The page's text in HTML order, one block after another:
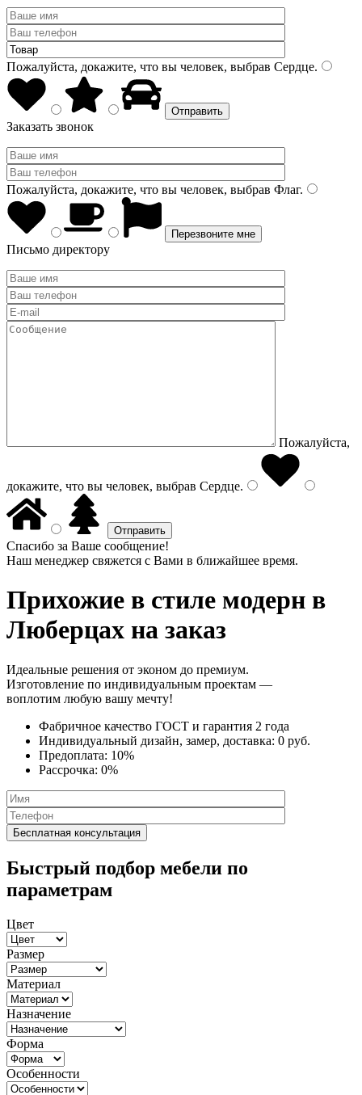
Пожалуйста, докажите, что вы человек, выбрав Сердце.
Заказать звонок
Пожалуйста, докажите, что вы человек, выбрав Флаг.
Письмо директору
Пожалуйста,
докажите, что вы человек, выбрав Сердце.
Спасибо за Ваше сообщение!
Наш менеджер свяжется с Вами в ближайшее время.
Прихожие в стиле модерн в
Люберцах на заказ
Идеальные решения от эконом до премиум.
Изготовление по индивидуальным проектам —
воплотим любую вашу мечту!
Фабричное качество ГОСТ и гарантия 2 года
Индивидуальный дизайн, замер, доставка: 0 руб.
Предоплата: 10%
Рассрочка: 0%
Быстрый подбор мебели по
параметрам
Цвет
Размер
Материал
Назначение
Форма
Особенности